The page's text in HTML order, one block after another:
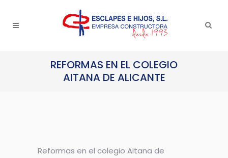
REFORMAS EN EL COLEGIO
AITANA DE ALICANTE
Reformas en el colegio Aitana de